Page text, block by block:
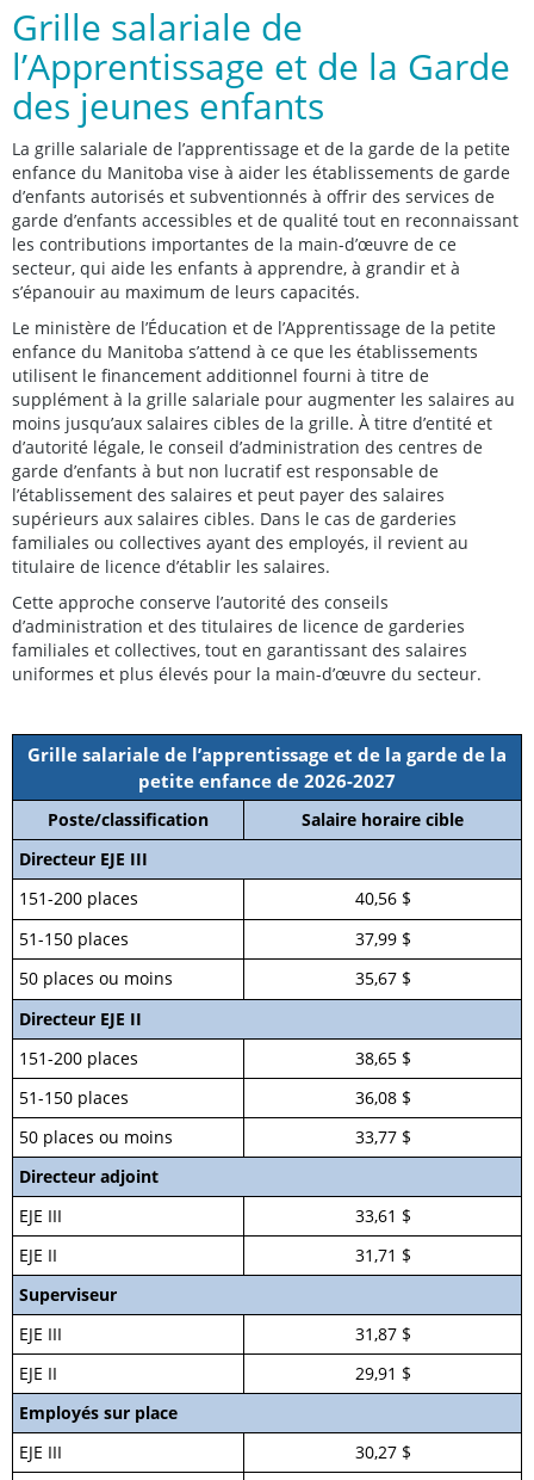
Grille salariale de
l’Apprentissage et de la Garde
des jeunes enfants
La grille salariale de l’apprentissage et de la garde de la petite
enfance du Manitoba vise à aider les établissements de garde
d’enfants autorisés et subventionnés à offrir des services de
garde d’enfants accessibles et de qualité tout en reconnaissant
les contributions importantes de la main-d’œuvre de ce
secteur, qui aide les enfants à apprendre, à grandir et à
s’épanouir au maximum de leurs capacités.
Le ministère de l’Éducation et de l’Apprentissage de la petite
enfance du Manitoba s’attend à ce que les établissements
utilisent le financement additionnel fourni à titre de
supplément à la grille salariale pour augmenter les salaires au
moins jusqu’aux salaires cibles de la grille. À titre d’entité et
d’autorité légale, le conseil d’administration des centres de
garde d’enfants à but non lucratif est responsable de
l’établissement des salaires et peut payer des salaires
supérieurs aux salaires cibles. Dans le cas de garderies
familiales ou collectives ayant des employés, il revient au
titulaire de licence d’établir les salaires.
Cette approche conserve l’autorité des conseils
d’administration et des titulaires de licence de garderies
familiales et collectives, tout en garantissant des salaires
uniformes et plus élevés pour la main-d’œuvre du secteur.
Grille salariale de l’apprentissage et de la garde de la
petite enfance de 2026-2027
Poste/classification
Salaire horaire cible
Directeur EJE III
151-200 places
40,56 $
51-150 places
37,99 $
50 places ou moins
35,67 $
Directeur EJE II
151-200 places
38,65 $
51-150 places
36,08 $
50 places ou moins
33,77 $
Directeur adjoint
EJE III
33,61 $
EJE II
31,71 $
Superviseur
EJE III
31,87 $
EJE II
29,91 $
Employés sur place
EJE III
30,27 $